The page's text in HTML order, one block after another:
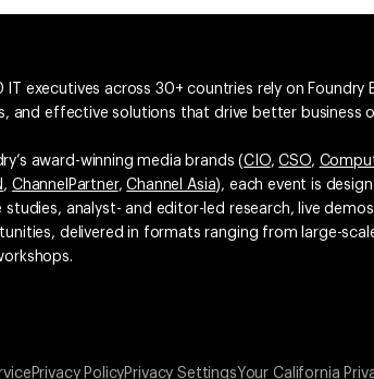
executives across 30+ countries rely on Foundry
and effective solutions that drive better business
award-winning media brands (CIO,CSO,
, ChannelPartner,Channel Asia), each event is
studies, analyst- and editor-led research, live
delivered in formats ranging from large-
Privacy PolicyPrivacy SettingsYour California